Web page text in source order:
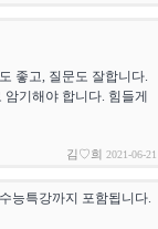
좋고, 질문도 잘합니다.
기해야 합니다. 힘들게
김♡희 2021-06-21
능특강까지 포함됩니다.